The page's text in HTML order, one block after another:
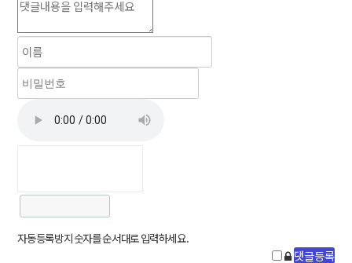
자동등록방지 숫자를 순서대로 입력하세요.